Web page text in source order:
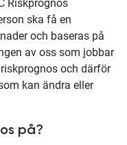
Riskprognos
ska få en
och baseras på
av oss som jobbar
och därför
kan ändra eller
på?